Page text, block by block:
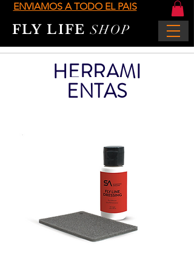
ENVIAMOS A TODO EL PAIS
FLY LIFESHOP
HERRAMI
ENTAS